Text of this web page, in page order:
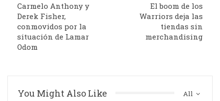
Carmelo Anthony y
Derek Fisher,
conmovidos por la
situación de Lamar
Odom
El boom de los
Warriors deja las
tiendas sin
merchandising
All
You Might Also Like